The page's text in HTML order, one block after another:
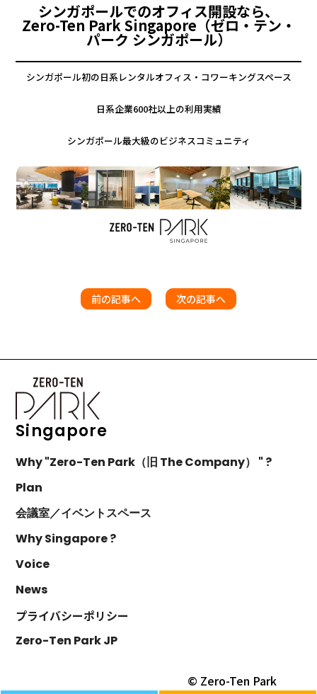
シンガポールでのオフィス開設なら、
Zero-Ten Park Singapore（ゼロ・テン・
パーク シンガポール）
シンガポール初の日系レンタルオフィス・コワーキングスペース
日系企業600社以上の利用実績
シンガポール最大級のビジネスコミュニティ
前の記事へ 次の記事へ
Singapore
Why "Zero-Ten Park（旧 The Company） " ?
Plan
会議室／イベントスペース
Why Singapore ?
Voice
News
プライバシーポリシー
Zero-Ten Park JP
© Zero-Ten Park